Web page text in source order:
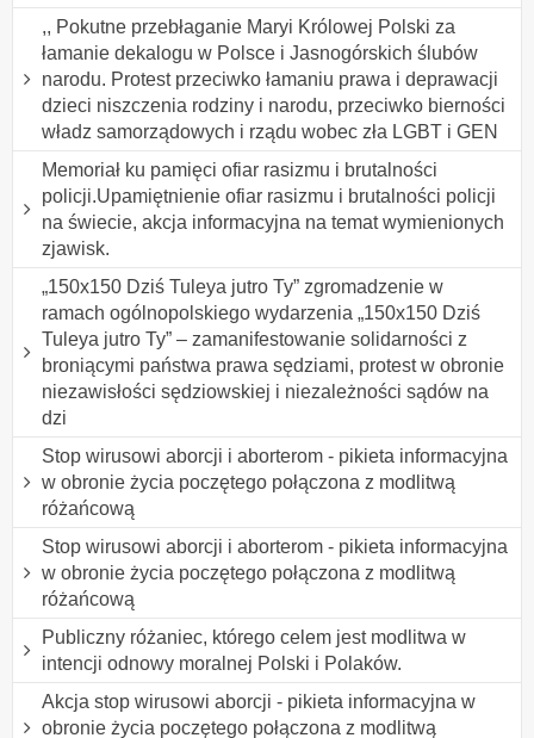
,, Pokutne przebłaganie Maryi Królowej Polski za
łamanie dekalogu w Polsce i Jasnogórskich ślubów
narodu. Protest przeciwko łamaniu prawa i deprawacji
dzieci niszczenia rodziny i narodu, przeciwko bierności
władz samorządowych i rządu wobec zła LGBT i GEN
Memoriał ku pamięci ofiar rasizmu i brutalności
policji.Upamiętnienie ofiar rasizmu i brutalności policji
na świecie, akcja informacyjna na temat wymienionych
zjawisk.
„150x150 Dziś Tuleya jutro Ty” zgromadzenie w
ramach ogólnopolskiego wydarzenia „150x150 Dziś
Tuleya jutro Ty” – zamanifestowanie solidarności z
broniącymi państwa prawa sędziami, protest w obronie
niezawisłości sędziowskiej i niezależności sądów na
dzi
Stop wirusowi aborcji i aborterom - pikieta informacyjna
w obronie życia poczętego połączona z modlitwą
różańcową
Stop wirusowi aborcji i aborterom - pikieta informacyjna
w obronie życia poczętego połączona z modlitwą
różańcową
Publiczny różaniec, którego celem jest modlitwa w
intencji odnowy moralnej Polski i Polaków.
Akcja stop wirusowi aborcji - pikieta informacyjna w
obronie życia poczętego połączona z modlitwą